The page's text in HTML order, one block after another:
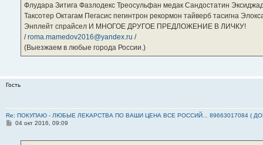
Флудара Зитига Фазлодекс Треосульфан медак Сандостатин
Таксотер Октагам Пегасис пегинтрон рекормон тайверб тасигна
Энплейт спрайсел И МНОГОЕ ДРУГОЕ ПРЕДЛОЖЕНИЕ В ЛИЧКУ!
/roma.mamedov2016@yandex.ru /
(Выезжаем в любые города России.)
Гость
Re: ПОКУПАЮ - ЛЮБЫЕ ЛЕКАРСТВА ПО ВАШИ ЦЕНА ВСЕ РОССИЙ... 89663017084 (
С04 окт 2016, 09:09